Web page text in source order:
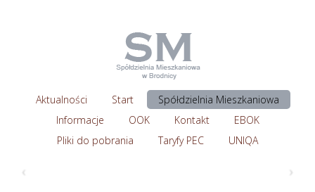
Aktualności Start
Spółdzielnia Mieszkaniowa
Informacje
OOK Kontakt
EBOK
Pliki do pobrania
Taryfy PEC UNIQA
‹ ›